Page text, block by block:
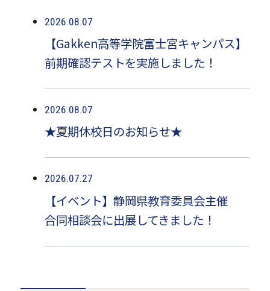
2026.08.07
【Gakken高等学院富士宮キャンパス】
前期確認テストを実施しました！
2026.08.07
★夏期休校日のお知らせ★
2026.07.27
【イベント】静岡県教育委員会主催
合同相談会に出展してきました！